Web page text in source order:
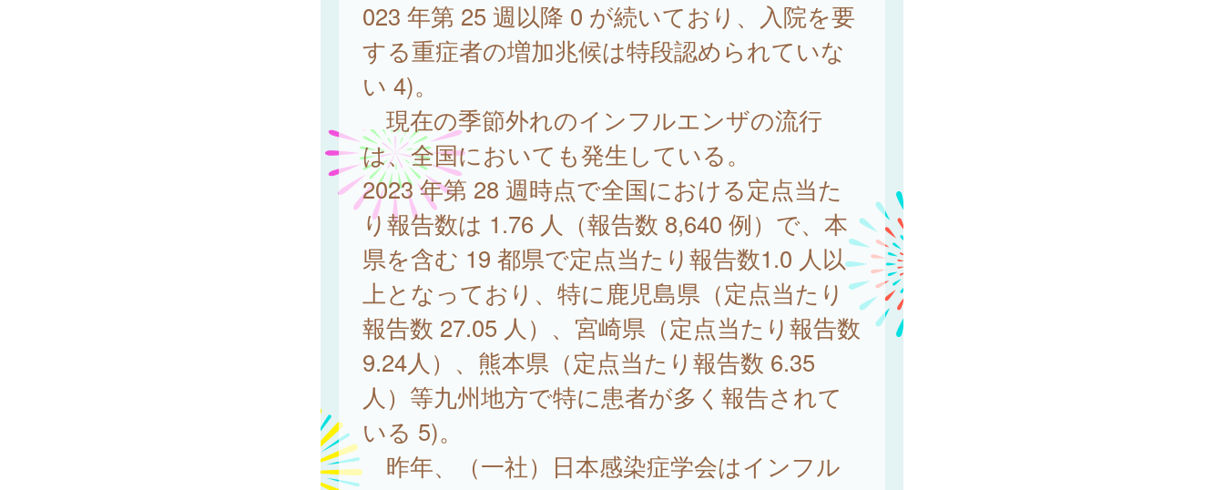
023 年第 25 週以降 0 が続いており、入院を要
する重症者の増加兆候は特段認められていな
い 4)。
現在の季節外れのインフルエンザの流行
は、全国においても発生している。
2023 年第 28 週時点で全国における定点当た
り報告数は 1.76 人（報告数 8,640 例）で、本
県を含む 19 都県で定点当たり報告数1.0 人以
上となっており、特に鹿児島県（定点当たり
報告数 27.05 人）、宮崎県（定点当たり報告数
9.24人）、熊本県（定点当たり報告数 6.35
人）等九州地方で特に患者が多く報告されて
いる 5)。
昨年、（一社）日本感染症学会はインフル